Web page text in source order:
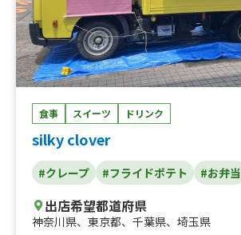
食事 スイーツ ドリンク
silky clover
#クレープ #フライドポテト #お弁当
出店希望都道府県
神奈川県、 東京都、 千葉県、 埼玉県